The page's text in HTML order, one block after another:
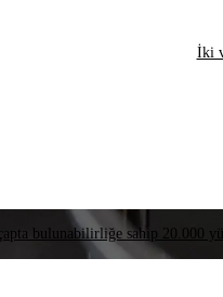
İki
bulunabilirliğe sahip 20.000